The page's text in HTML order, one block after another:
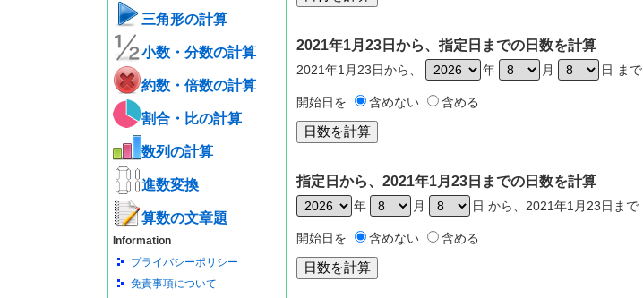
三角形の計算
小数・分数の計算
約数・倍数の計算
割合・比の計算
数列の計算
進数変換
算数の文章題
Information
プライバシーポリシー
免責事項について
2021年1月23日から、指定日までの日数を計算
2021年1月23日から、 年 月 日 まで
開始日を 含めない 含める
指定日から、2021年1月23日までの日数を計算
年 月 日 から、2021年1月23日まで
開始日を 含めない 含める